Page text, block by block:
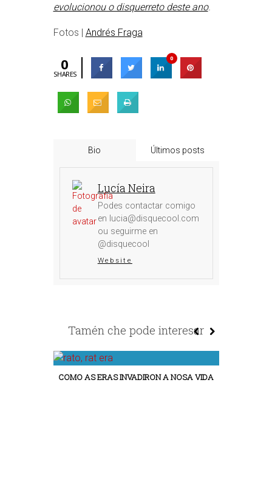
evolucionou o disquerreto deste ano.
Fotos | Andrés Fraga
0
SHARES
0
Bio Últimos posts
Lucía Neira
Podes contactar comigo
en lucia@disquecool.com
ou seguirme en
@disquecool
Website
Tamén che pode interesar
COMO AS ERAS INVADIRON A NOSA VIDA